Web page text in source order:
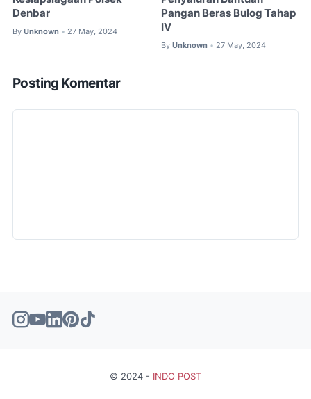
Denbar
By Unknown • 27 May, 2024
Pangan Beras Bulog Tahap
IV
By Unknown • 27 May, 2024
Posting Komentar
© 2024 - INDO POST